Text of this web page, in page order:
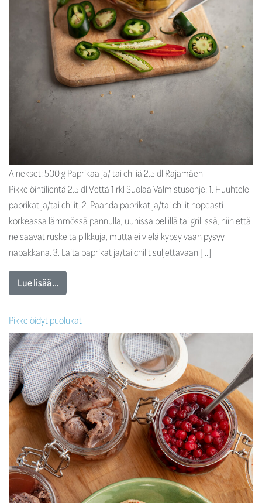
Ainekset: 500 g Paprikaa ja/ tai chiliä 2,5 dl Rajamäen
Pikkelöintilientä 2,5 dl Vettä 1 rkl Suolaa Valmistusohje: 1. Huuhtele
paprikat ja/tai chilit. 2. Paahda paprikat ja/tai chilit nopeasti
korkeassa lämmössä pannulla, uunissa pellillä tai grillissä, niin että
ne saavat ruskeita pilkkuja, mutta ei vielä kypsy vaan pysyy
napakkana. 3. Laita paprikat ja/tai chilit suljettavaan […]
Lue lisää …
Pikkelöidyt puolukat